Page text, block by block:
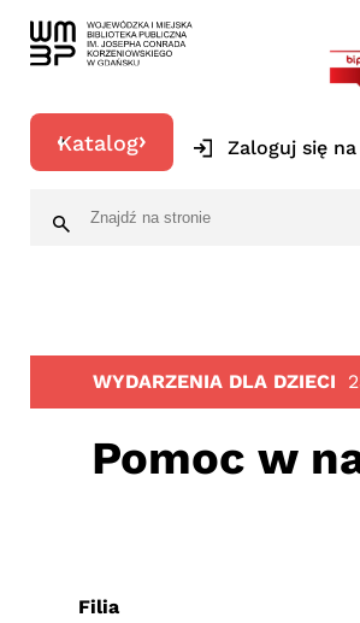
Katalog Zaloguj się
WYDARZENIA DLA DZIECI
Pomoc w
Filia